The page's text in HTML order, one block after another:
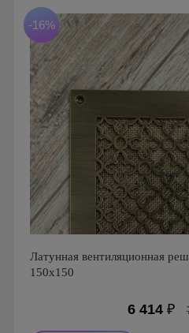
-16%
Латунная вентиляционная
150х150
6 414₽